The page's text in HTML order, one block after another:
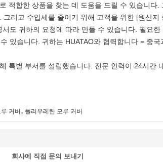
적합한 상품을 찾는 데 도움을 드릴 수 있습니다.
리고 수입세를 줄이기 위해 고객을 위한 [원산지
도 귀하의 요청에 따라 만들 수 있습니다. 필요
있습니다. 귀하는 HUATAO와 협력합니다 = 중국
특별 부서를 설립했습니다. 전문 인력이 24시간
커버, 폴리우레탄 모루 커버
회사에 직접 문의 보내기